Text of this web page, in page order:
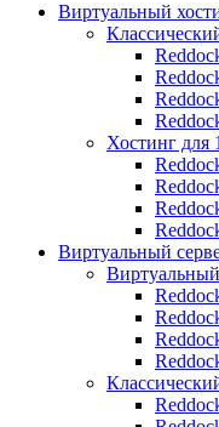
Виртуальный
Хостинг для
Виртуальный